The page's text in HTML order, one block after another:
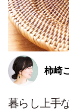
柿崎
暮らし上手